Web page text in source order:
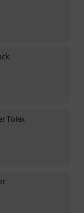
Tolex